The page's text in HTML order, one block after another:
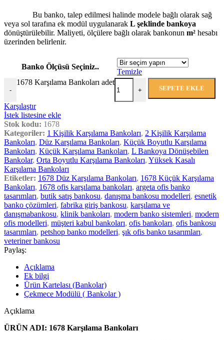
Bu banko, talep edilmesi halinde modele bağlı olarak sağ
veya sol tarafına ek modül uygulanarak L şeklinde bankoya
dönüştürülebilir. Maliyeti, ölçülere bağlı olarak bankonun m² hesabı
üzerinden belirlenir.
Banko Ölçüsü Seçiniz..
Temizle
-
1678 Karşılama Bankoları adet
+ SEPETE EKLE
Karşılaştır
İstek listesine ekle
Stok kodu: 1678
Kategoriler: 1 Kişilik Karşılama Bankoları, 2 Kişilik Karşılama
Bankoları, Düz Karşılama Bankoları, Küçük Boyutlu Karşılama
Bankoları, Küçük Karşılama Bankoları, L Bankoya Dönüşebilen
Bankolar, Orta Boyutlu Karşılama Bankoları, Yüksek Kasalı
Karşılama Bankoları
Etiketler: 1678 Düz Karşılama Bankoları, 1678 Küçük Karşılama
Bankoları, 1678 ofis karşılama bankoları, argeta ofis banko
tasarımları, butik satış bankosu, danışma bankosu modelleri, esnetik
banko çözümleri, fabrika giriş bankosu, karşılama ve
danışmabankosu, klinik bankoları, modern banko sistemleri, modern
ofis modelleri, müşteri kabul bankoları, ofis bankoları, ofis bankosu
tasarımları, petshop banko modelleri, şık ofis banko tasarımları,
veteriner bankosu
Paylaş:
Açıklama
Ek bilgi
Ürün Kartelası (Bankolar)
Çekmece Modülü ( Bankolar )
Açıklama
ÜRÜN ADI: 1678 Karşılama Bankoları